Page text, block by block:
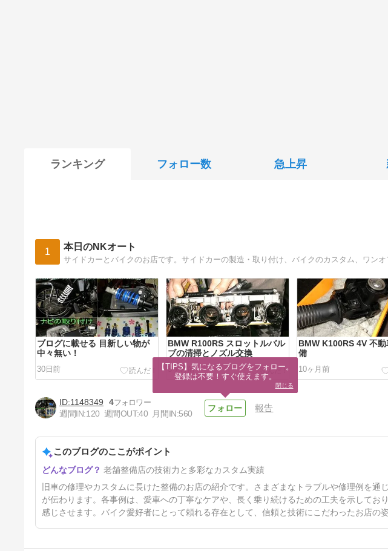
ランキング フォロー数 急上昇
1 本日のNKオート
サイドカーとバイクのお店です。サイドカーの製造・取り付け、バイクのカスタム、ワンオ
ブログに載せる 目新しい物が
中々無い！
30日前
BMW R100RS スロットルバル
ブの清掃とノズル交換
5ヶ月前
BMW K100RS 4V 不
備
10ヶ月前
BMW R100ミッションOH
11ヶ月前
1148349
4
週間IN:120 週間OUT:40 月間IN:560
報告
このブログのここがポイント
老舗整備店の技術力と多彩なカスタム実績
旧車の修理やカスタムに長けた整備のお店の紹介です。さまざまなトラブルや修理例を通
が伝わります。各事例は、愛車への丁寧なケアや、長く乗り続けるための工夫を示してお
感じさせます。バイク愛好者にとって頼れる存在として、信頼と技術にこだわったお店の
【TIPS】気になるブログをフォロー。
登録は不要！すぐ使えます。
閉じる